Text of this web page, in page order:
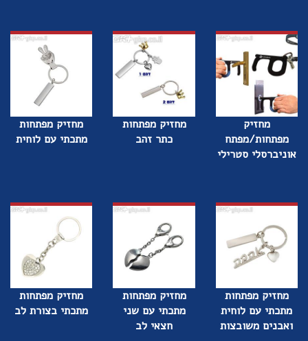
מחזיק
מפתחות/מפתח
אוניברסלי סטרילי
מחזיק מפתחות
כתר זהב
מחזיק מפתחות
מתכתי עם לוחית
מחזיק מפתחות
מתכתי עם לוחית
ואבנים משובצות
מחזיק מפתחות
מתכתי עם שני
חצאי לב
מחזיק מפתחות
מתכתי בצורת לב